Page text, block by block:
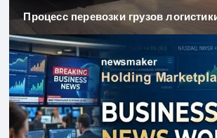
Процесс перевозки грузов